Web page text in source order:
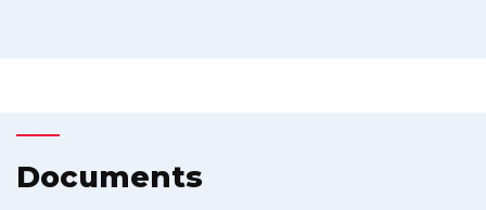
Documents